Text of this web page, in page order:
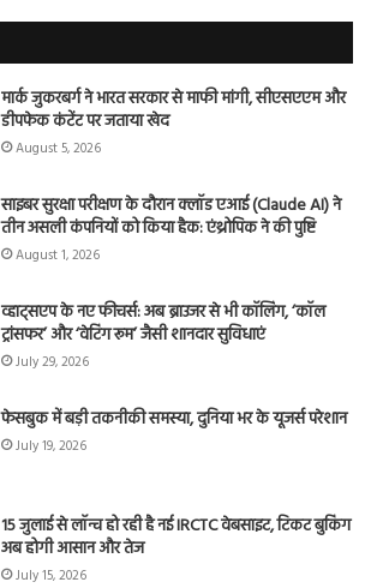
मार्क जुकरबर्ग ने भारत सरकार से माफी मांगी, सीएसएएम और
डीपफेक कंटेंट पर जताया खेद
August 5, 2026
साइबर सुरक्षा परीक्षण के दौरान क्लॉड एआई (Claude AI) ने
तीन असली कंपनियों को किया हैक: एंथ्रोपिक ने की पुष्टि
August 1, 2026
व्हाट्सएप के नए फीचर्स: अब ब्राउजर से भी कॉलिंग, ‘कॉल
ट्रांसफर’ और ‘वेटिंग रूम’ जैसी शानदार सुविधाएं
July 29, 2026
फेसबुक में बड़ी तकनीकी समस्या, दुनिया भर के यूजर्स परेशान
July 19, 2026
15 जुलाई से लॉन्च हो रही है नई IRCTC वेबसाइट, टिकट बुकिंग
अब होगी आसान और तेज
July 15, 2026